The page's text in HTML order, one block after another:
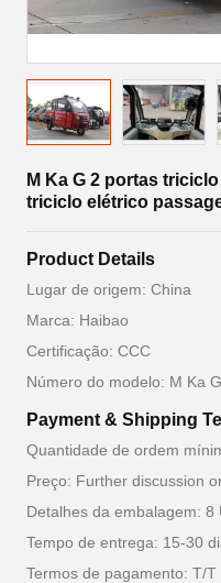
M Ka G 2 portas
triciclo elétrico
Product Details
Lugar de origem: China
Marca: Haibao
Certificação: CCC
Número do modelo: M Ka G
Payment & Shipping
Quantidade de ordem
Preço: Further discussion
Detalhes da embalagem: 8
Tempo de entrega: 15-30
Termos de pagamento: T/T